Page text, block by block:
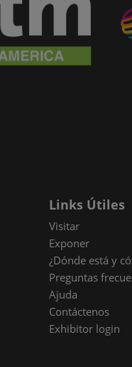
Links Útiles
Visitar
Exponer
¿Dónde está y
Preguntas
Ajuda
Contáctenos
Exhibitor login